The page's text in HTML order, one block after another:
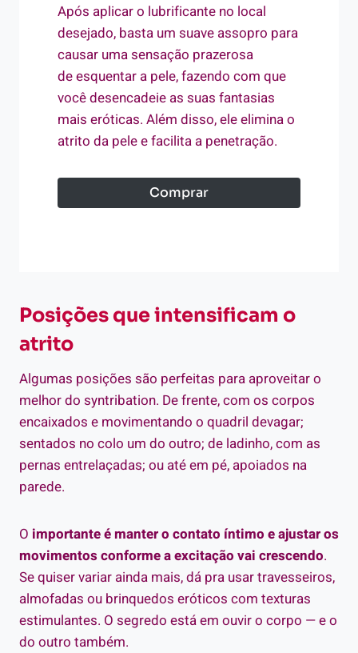
Após aplicar o lubrificante no local
desejado, basta um suave assopro para
causar uma sensação prazerosa
de esquentar a pele, fazendo com que
você desencadeie as suas fantasias
mais eróticas. Além disso, ele elimina o
atrito da pele e facilita a penetração.
Comprar
Posições que intensificam o
atrito
Algumas posições são perfeitas para aproveitar o
melhor do syntribation. De frente, com os corpos
encaixados e movimentando o quadril devagar;
sentados no colo um do outro; de ladinho, com as
pernas entrelaçadas; ou até em pé, apoiados na
parede.
O importante é manter o contato íntimo e ajustar os
movimentos conforme a excitação vai crescendo.
Se quiser variar ainda mais, dá pra usar travesseiros,
almofadas ou brinquedos eróticos com texturas
estimulantes. O segredo está em ouvir o corpo — e o
do outro também.